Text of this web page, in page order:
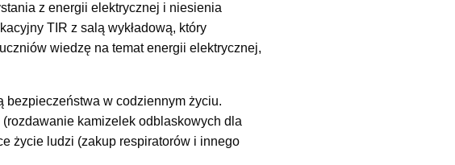
z energii elektrycznej i niesienia
TIR z salą wykładową, który
wiedzę na temat energii elektrycznej,
bezpieczeństwa w codziennym życiu.
kamizelek odblaskowych dla
życie ludzi (zakup respiratorów i innego